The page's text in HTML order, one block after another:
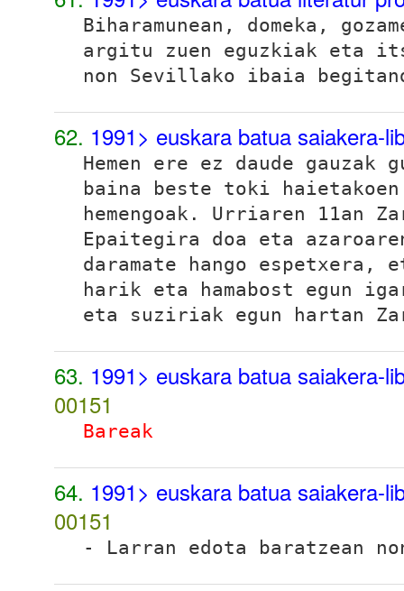
Biharamunean, domeka,
argitu zuen eguzkiak eta
non Sevillako ibaia
62. 1991> euskara batua saiakera-
Hemen ere ez daude
baina beste toki
hemengoak. Urriaren 11an
Epaitegira doa eta
daramate hango espetxera,
harik eta hamabost egun
eta suziriak egun hartan
63. 1991> euskara batua saiakera-
00151
Bareak
64. 1991> euskara batua saiakera-
00151
- Larran edota baratzean